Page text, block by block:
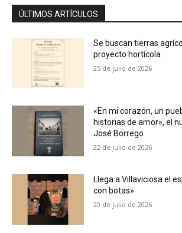
ÚLTIMOS ARTÍCULOS
Se buscan tierras
proyecto hortícola
25 de julio de 2026
«En mi corazón, un
historias de amor», el
José Borrego
22 de julio de 2026
Llega a Villaviciosa el
con botas»
20 de julio de 2026